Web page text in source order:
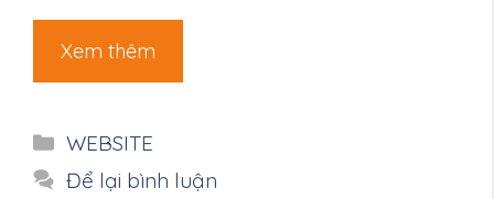
Xem thêm
Danh
mục
WEBSITE
Để lại bình luận